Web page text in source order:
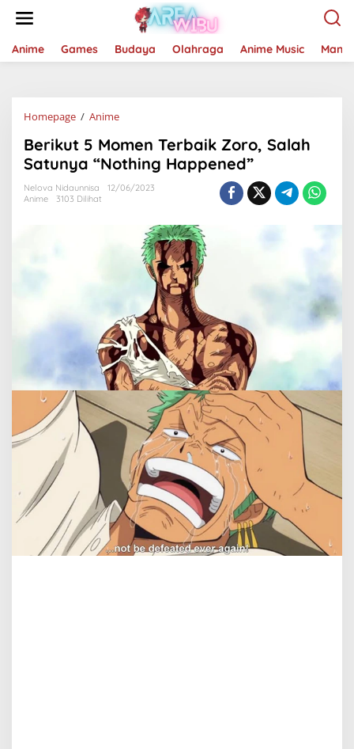
Anime Games Budaya Olahraga Anime Music
Homepage / AnimeBerikut
Momen
Terbaik
Zoro,
Salah
Happened”
Berikut 5 Momen Terbaik Zoro, Salah
Satunya “Nothing Happened”
Nelova Nidaunnisa
12/06/2023
Anime
3103 Dilihat